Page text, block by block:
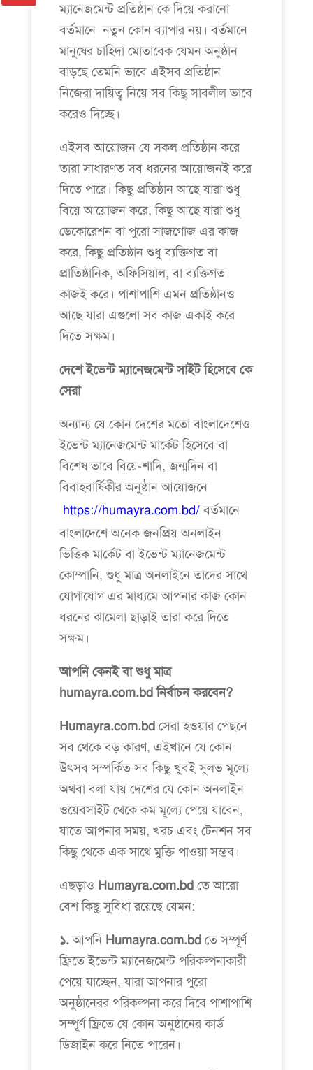
ম্যানেজমেন্ট প্রতিষ্ঠান কে দিয়ে করানো
বর্তমানে নতুন কোন ব্যাপার নয়। বর্তমানে
মানুষের চাহিদা মোতাবেক যেমন অনুষ্ঠান
বাড়ছে তেমনি ভাবে এইসব প্রতিষ্ঠান
নিজেরা দায়িত্ব নিয়ে সব কিছু সাবলীল ভাবে
করেও দিচ্ছে।
এইসব আয়োজন যে সকল প্রতিষ্ঠান করে
তারা সাধারণত সব ধরনের আয়োজনই করে
দিতে পারে। কিছু প্রতিষ্ঠান আছে যারা শুধু
বিয়ে আয়োজন করে, কিছু আছে যারা শুধু
ডেকোরেশন বা পুরো সাজগোজ এর কাজ
করে, কিছু প্রতিষ্ঠান শুধু ব্যক্তিগত বা
প্রাতিষ্ঠানিক, অফিসিয়াল, বা ব্যক্তিগত
কাজই করে। পাশাপাশি এমন প্রতিষ্ঠানও
আছে যারা এগুলো সব কাজ একাই করে
দিতে সক্ষম।
দেশে ইভেন্ট ম্যানেজমেন্ট সাইট হিসেবে কে
সেরা
অন্যান্য যে কোন দেশের মতো বাংলাদেশেও
ইভেন্ট ম্যানেজমেন্ট মার্কেট হিসেবে বা
বিশেষ ভাবে বিয়ে-শাদি, জন্মদিন বা
বিবাহবার্ষিকীর অনুষ্ঠান আয়োজনে
https://humayra.com.bd/বর্তমানে
বাংলাদেশে অনেক জনপ্রিয় অনলাইন
ভিত্তিক মার্কেট বা ইভেন্ট ম্যানেজমেন্ট
কোম্পানি, শুধু মাত্র অনলাইনে তাদের সাথে
যোগাযোগ এর মাধ্যমে আপনার কাজ কোন
ধরনের ঝামেলা ছাড়াই তারা করে দিতে
সক্ষম।
আপনি কেনই বা শুধু মাত্র
humayra.com.bd নির্বাচন করবেন?
Humayra.com.bdসেরা হওয়ার পেছনে
সব থেকে বড় কারণ, এইখানে যে কোন
উৎসব সম্পর্কিত সব কিছু খুবই সুলভ মূল্যে
অথবা বলা যায় দেশের যে কোন অনলাইন
ওয়েবসাইট থেকে কম মূল্যে পেয়ে যাবেন,
যাতে আপনার সময়, খরচ এবং টেনশন সব
কিছু থেকে এক সাথে মুক্তি পাওয়া সম্ভব।
এছ্ড়াও Humayra.com.bdতে আরো
বেশ কিছু সুবিধা রয়েছে যেমন:
১.আপনি Humayra.com.bdতে সম্পূর্ণ
ফ্রিতে ইভেন্ট ম্যানেজমেন্ট পরিকল্পনাকারী
পেয়ে যাচ্ছেন, যারা আপনার পুরো
অনুষ্ঠানেরর পরিকল্পনা করে দিবে পাশাপাশি
সম্পূর্ণ ফ্রিতে যে কোন অনুষ্ঠানের কার্ড
ডিজাইন করে নিতে পারেন।